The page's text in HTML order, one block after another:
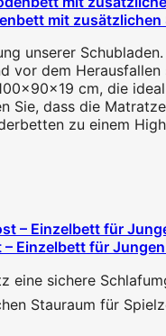
mit
unserer Schubladen.
vor dem Herausfallen
cm, die
dass die
zu einem
Einzelbett für
eine sichere
Stauraum für